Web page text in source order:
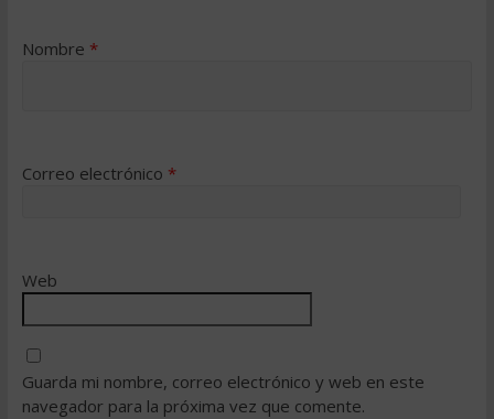
Nombre *
Correo electrónico *
Web
Guarda mi nombre, correo electrónico y web en este
navegador para la próxima vez que comente.